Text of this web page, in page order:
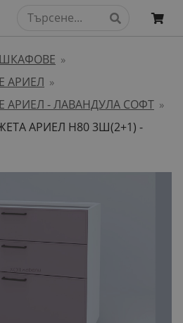
»
АРИЕЛ »
- ЛАВАНДУЛА СОФТ »
АРИЕЛ H80 3Ш(2+1) -